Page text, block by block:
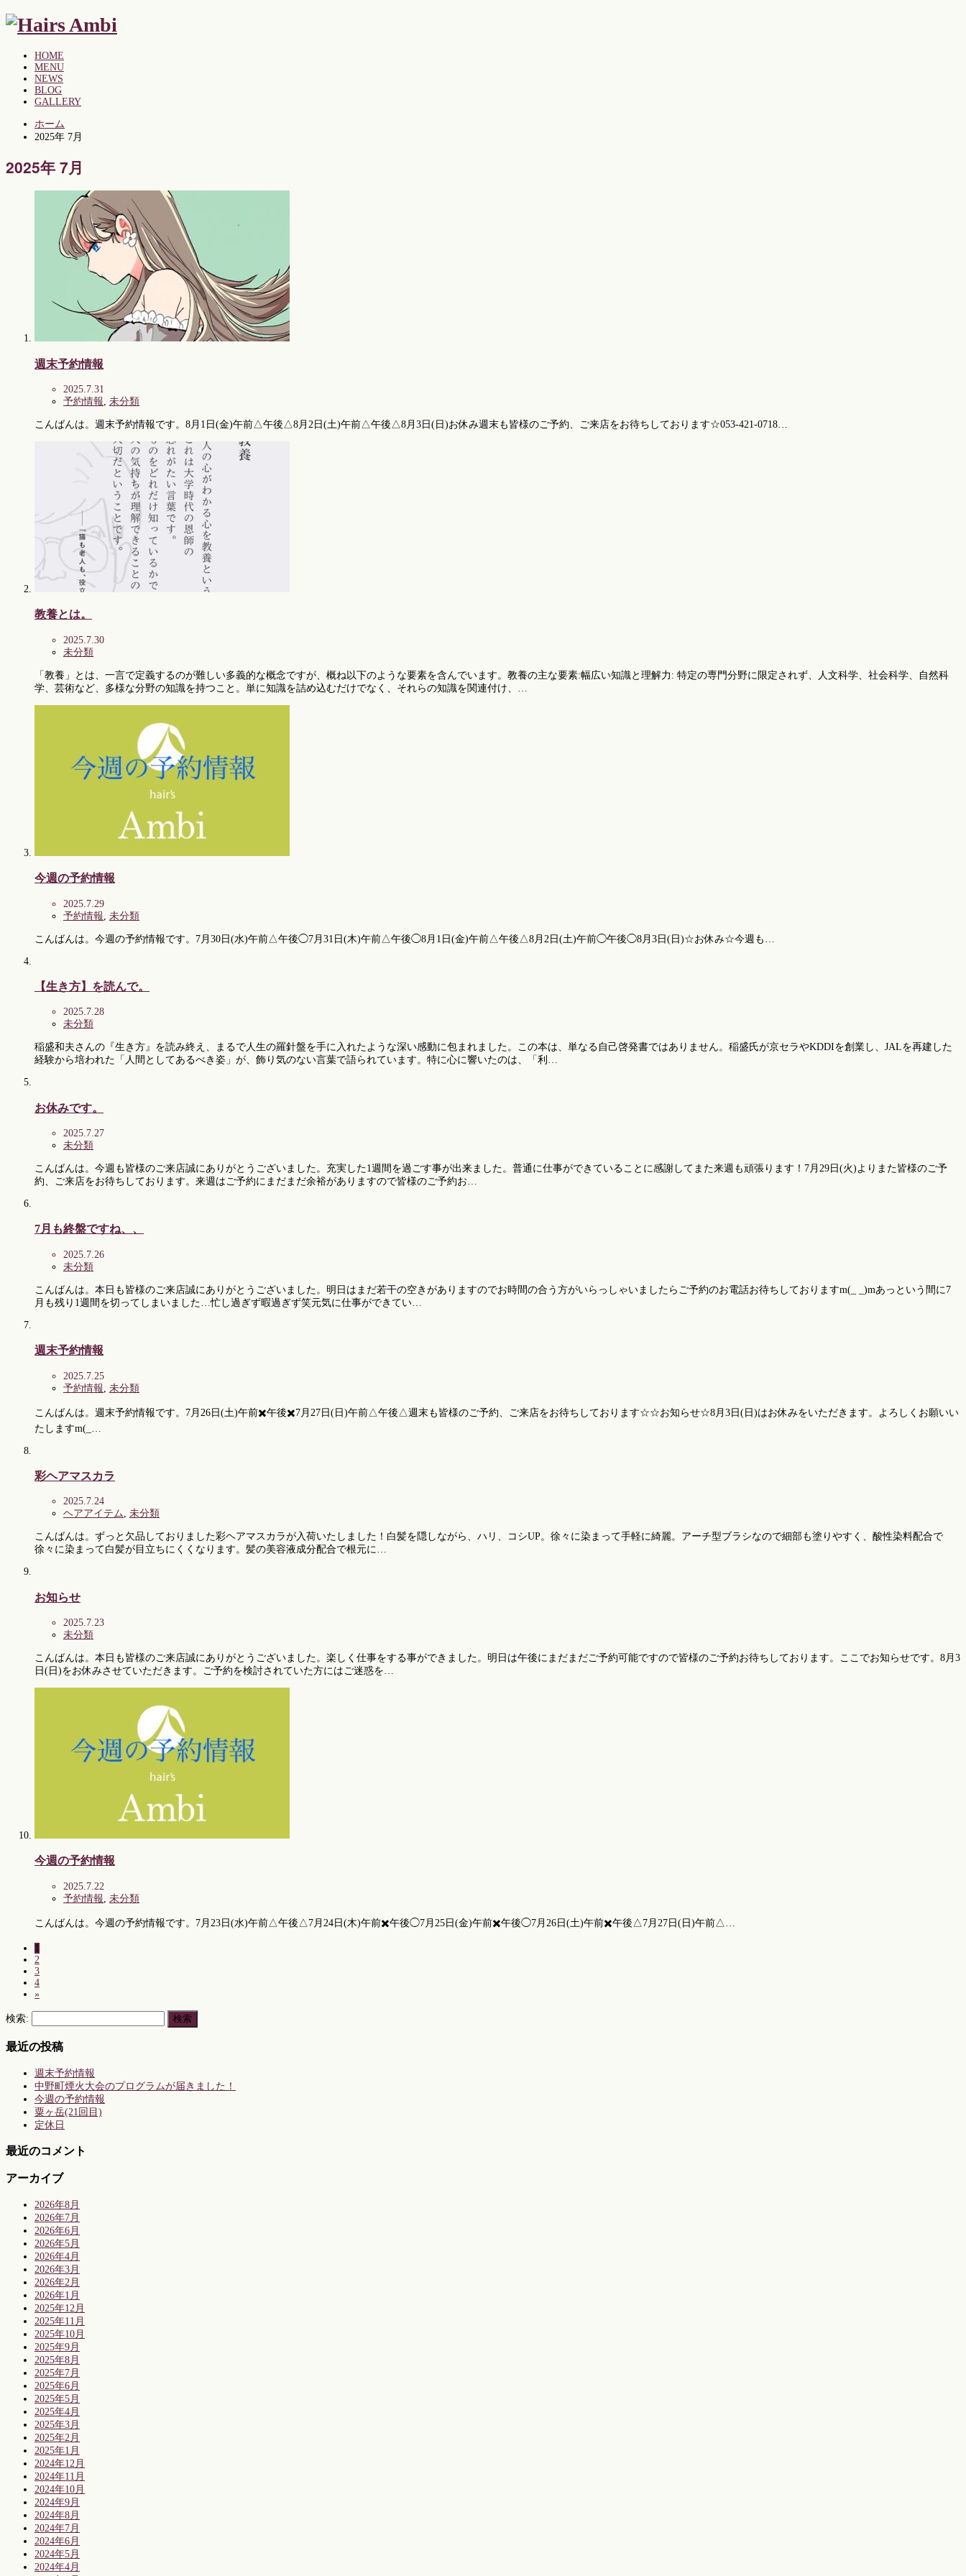
HOME
MENU
NEWS
BLOG
GALLERY
ホーム
2025年 7月
2025年 7月
週末予約情報
2025.7.31
予約情報, 未分類
こんばんは。週末予約情報です。8月1日(金)午前△午後△8月2日(土)午前△午後△8月3日(日)お休み週末も皆様のご予約、ご来店をお待ちしております☆053-421-0718…
教養とは。
2025.7.30
未分類
「教養」とは、一言で定義するのが難しい多義的な概念ですが、概ね以下のような要素を含んでいます。教養の主な要素:幅広い知識と理解力: 特定の専門分野に限定されず、人文科学、社会科学、自然科
学、芸術など、多様な分野の知識を持つこと。単に知識を詰め込むだけでなく、それらの知識を関連付け、…
今週の予約情報
2025.7.29
予約情報 未分類
こんばんは。今週の予約情報です。7月30日(水)午前△午後◯7月31日(木)午前△午後◯8月1日(金)午前△午後△8月2日(土)午前◯午後◯8月3日(日)☆お休み☆今週も…
【生き方】を読んで。
2025.7.28
未分類
稲盛和夫さんの『生き方』を読み終え、まるで人生の羅針盤を手に入れたような深い感動に包まれました。この本は、単なる自己啓発書ではありません。稲盛氏が京セラやKDDIを創業し、JALを再建した
経験から培われた「人間としてあるべき姿」が、飾り気のない言葉で語られています。特に心に響いたのは、「利…
お休みです。
2025.7.27
未分類
こんばんは。今週も皆様のご来店誠にありがとうございました。充実した1週間を過ごす事が出来ました。普通に仕事ができていることに感謝してまた来週も頑張ります！7月29日(火)よりまた皆様のご予
約、ご来店をお待ちしております。来週はご予約にまだまだ余裕がありますので皆様のご予約お…
7月も終盤ですね、、
2025.7.26
未分類
こんばんは。本日も皆様のご来店誠にありがとうございました。明日はまだ若干の空きがありますのでお時間の合う方がいらっしゃいましたらご予約のお電話お待ちしておりますm(_ _)mあっという間に7
月も残り1週間を切ってしまいました…忙し過ぎず暇過ぎず笑元気に仕事ができてい…
週末予約情報
2025.7.25
予約情報 未分類
こんばんは。週末予約情報です。7月26日(土)午前✖️午後✖️7月27日(日)午前△午後△週末も皆様のご予約、ご来店をお待ちしております☆☆お知らせ☆8月3日(日)はお休みをいただきます。よろしくお願いい
たしますm(_…
彩ヘアマスカラ
2025.7.24
ヘアアイテム, 未分類
こんばんは。ずっと欠品しておりました彩ヘアマスカラが入荷いたしました！白髪を隠しながら、ハリ、コシUP。徐々に染まって手軽に綺麗。アーチ型ブラシなので細部も塗りやすく、酸性染料配合で
徐々に染まって白髪が目立ちにくくなります。髪の美容液成分配合で根元に…
お知らせ
2025.7.23
未分類
こんばんは。本日も皆様のご来店誠にありがとうございました。楽しく仕事をする事ができました。明日は午後にまだまだご予約可能ですので皆様のご予約お待ちしております。ここでお知らせです。8月3
日(日)をお休みさせていただきます。ご予約を検討されていた方にはご迷惑を…
今週の予約情報
2025.7.22
予約情報 未分類
こんばんは。今週の予約情報です。7月23日(水)午前△午後△7月24日(木)午前✖️午後◯7月25日(金)午前✖️午後◯7月26日(土)午前✖️午後△7月27日(日)午前△…
1
2
3
4
»
検索:
最近の投稿
週末予約情報
中野町煙火大会のプログラムが届きました！
今週の予約情報
粟ヶ岳(21回目)
定休日
最近のコメント
アーカイブ
2026年8月
2026年7月
2026年6月
2026年5月
2026年4月
2026年3月
2026年2月
2026年1月
2025年12月
2025年11月
2025年10月
2025年9月
2025年8月
2025年7月
2025年6月
2025年5月
2025年4月
2025年3月
2025年2月
2025年1月
2024年12月
2024年11月
2024年10月
2024年9月
2024年8月
2024年7月
2024年6月
2024年5月
2024年4月